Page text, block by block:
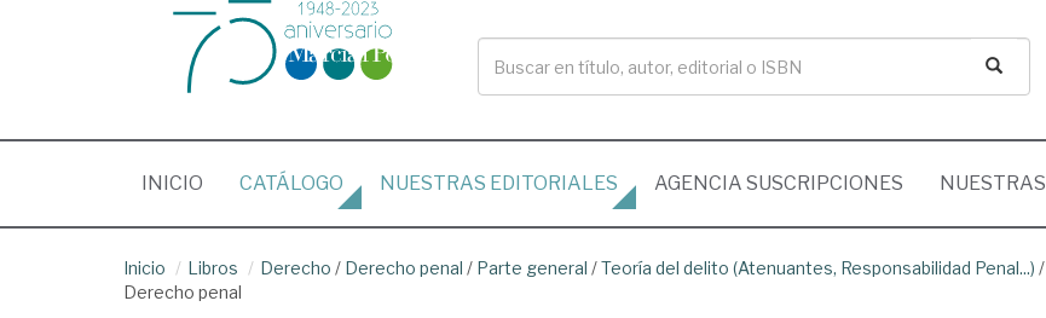
INICIO (CURRENT)
CATÁLOGO NUESTRAS EDITORIALES AGENCIA SUSCRIPCIONES NUESTRAS
Inicio Libros Derecho / Derecho penal / Parte general /Teoría del delito (Atenuantes, Responsabilidad Penal...) /
Derecho penal